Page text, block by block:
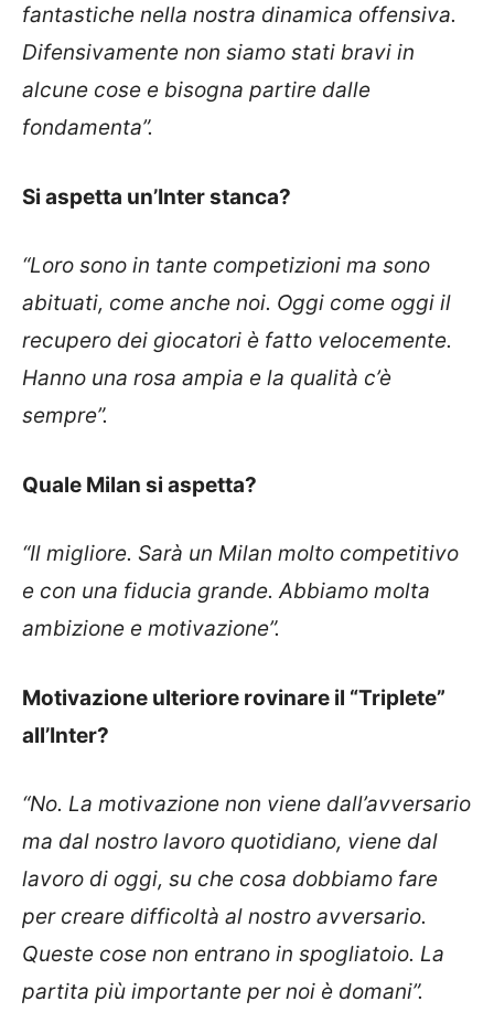
fantastiche nella nostra dinamica offensiva.
Difensivamente non siamo stati bravi in
alcune cose e bisogna partire dalle
fondamenta”.
Si aspetta un’Inter stanca?
“Loro sono in tante competizioni ma sono
abituati, come anche noi. Oggi come oggi il
recupero dei giocatori è fatto velocemente.
Hanno una rosa ampia e la qualità c’è
sempre”.
Quale Milan si aspetta?
“Il migliore. Sarà un Milan molto competitivo
e con una fiducia grande. Abbiamo molta
ambizione e motivazione”.
Motivazione ulteriore rovinare il “Triplete”
all’Inter?
“No. La motivazione non viene dall’avversario
ma dal nostro lavoro quotidiano, viene dal
lavoro di oggi, su che cosa dobbiamo fare
per creare difficoltà al nostro avversario.
Queste cose non entrano in spogliatoio. La
partita più importante per noi è domani”.